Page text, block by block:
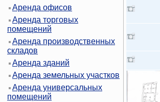
Аренда офисов
Аренда торговых
помещений
Аренда производственных
складов
Аренда зданий
Аренда земельных участков
Аренда универсальных
помещений